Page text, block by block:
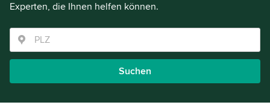
Experten, die Ihnen helfen können.
Suchen